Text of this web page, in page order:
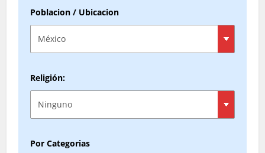
Poblacion / Ubicacion
Religión:
Por Categorias